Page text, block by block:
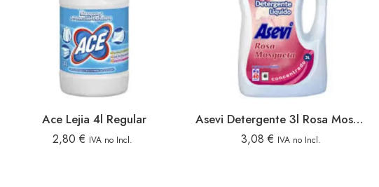
Ace Lejia 4l Regular
2,80 € IVA no Incl.
Asevi Detergente 3l Rosa Mosqueta
3,08 € IVA no Incl.